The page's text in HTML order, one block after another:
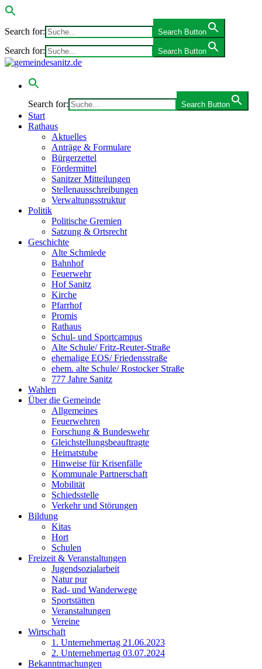
Search for: Search Button
Search for: Search Button
Search for: Search Button
Start
Rathaus
Aktuelles
Anträge & Formulare
Bürgerzettel
Fördermittel
Sanitzer Mitteilungen
Stellenausschreibungen
Verwaltungsstruktur
Politik
Politische Gremien
Satzung & Ortsrecht
Geschichte
Alte Schmiede
Bahnhof
Feuerwehr
Hof Sanitz
Kirche
Pfarrhof
Promis
Rathaus
Schul- und Sportcampus
Alte Schule/ Fritz-Reuter-Straße
ehemalige EOS/ Friedensstraße
ehem. alte Schule/ Rostocker Straße
777 Jahre Sanitz
Wahlen
Über die Gemeinde
Allgemeines
Feuerwehren
Forschung & Bundeswehr
Gleichstellungsbeauftragte
Heimatstube
Hinweise für Krisenfälle
Kommunale Partnerschaft
Mobilität
Schiedsstelle
Verkehr und Störungen
Bildung
Kitas
Hort
Schulen
Freizeit & Veranstaltungen
Jugendsozialarbeit
Natur pur
Rad- und Wanderwege
Sportstätten
Veranstaltungen
Vereine
Wirtschaft
1. Unternehmertag 21.06.2023
2. Unternehmertag 03.07.2024
Bekanntmachungen